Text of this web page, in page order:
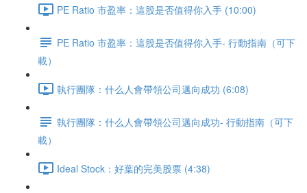
PE Ratio 市盈率：這股是否值得你入手 (10:00)
PE Ratio 市盈率：這股是否值得你入手- 行動指南（可下
載）
執行團隊：什么人會帶領公司邁向成功 (6:08)
執行團隊：什么人會帶領公司邁向成功- 行動指南（可下
載）
Ideal Stock：好葉的完美股票 (4:38)